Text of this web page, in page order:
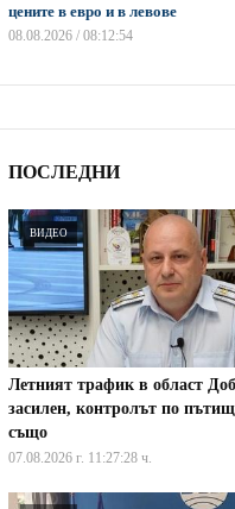
цените в евро и в левове
08.08.2026 / 08:12:54
ПОСЛЕДНИ
ВИДЕО
Летният трафик в област
засилен, контролът по
също
07.08.2026 г. 11:27:28 ч.